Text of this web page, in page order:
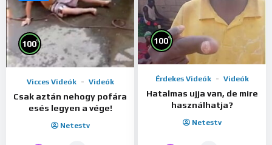
100%
Vicces Videók Videók
Csak aztán nehogy pofára
esés legyen a vége!
Netestv
100%
Érdekes Videók Videók
Hatalmas ujja van, de mire
használhatja?
Netestv